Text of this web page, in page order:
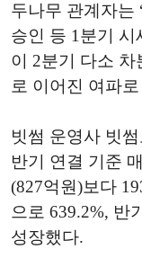
두나무 관계자는
승인 등 1분기 시
이 2분기 다소
로 이어진 여파
빗썸 운영사 빗
반기 연결 기준
(827억원)보다
으로 639.2%, 반
성장했다.